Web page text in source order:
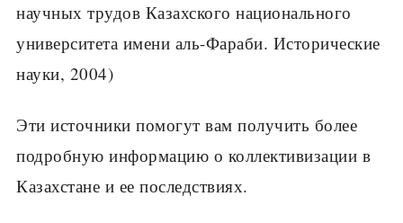
научных трудов Казахского национального
университета имени аль-Фараби. Исторические
науки, 2004)
Эти источники помогут вам получить более
подробную информацию о коллективизации в
Казахстане и ее последствиях.